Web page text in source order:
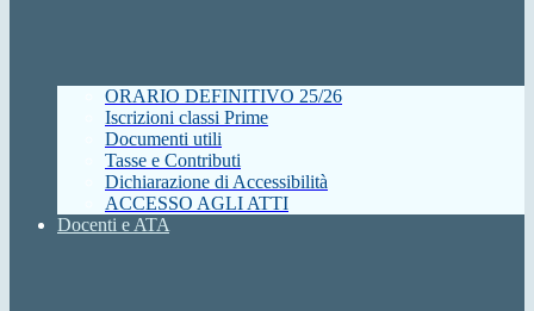
ORARIO DEFINITIVO 25/26
Iscrizioni classi Prime
Documenti utili
Tasse e Contributi
Dichiarazione di Accessibilità
ACCESSO AGLI ATTI
Docenti e ATA